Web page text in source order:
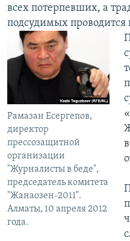
всех потерпевших, а
подсудимых проводится
Рамазан Есергепов,
директор
прессозащитной
организации
"Журналисты в беде",
председатель комитета
"Жанаозен-2011".
Алматы, 10 апреля 2012
года.